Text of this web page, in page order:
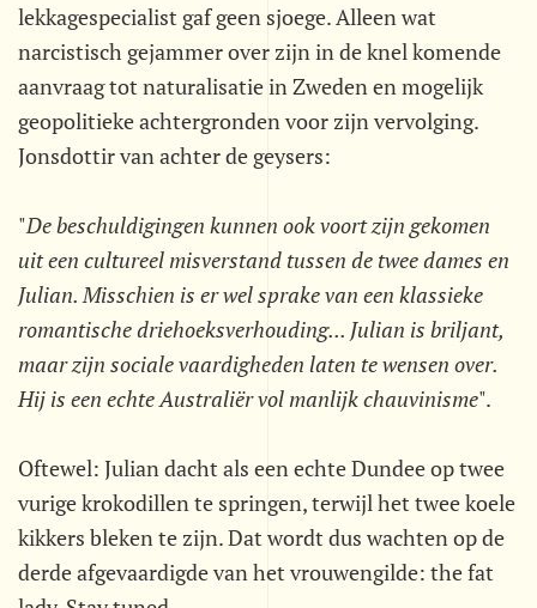
lekkagespecialist gaf geen sjoege. Alleen wat
narcistisch gejammer over zijn in de knel komende
aanvraag tot naturalisatie in Zweden en mogelijk
geopolitieke achtergronden voor zijn vervolging.
Jonsdottir van achter de geysers:
"De beschuldigingen kunnen ook voort zijn gekomen
uit een cultureel misverstand tussen de twee dames en
Julian. Misschien is er wel sprake van een klassieke
romantische driehoeksverhouding... Julian is briljant,
maar zijn sociale vaardigheden laten te wensen over.
Hij is een echte Australiër vol manlijk chauvinisme".
Oftewel: Julian dacht als een echte Dundee op twee
vurige krokodillen te springen, terwijl het twee koele
kikkers bleken te zijn. Dat wordt dus wachten op de
derde afgevaardigde van het vrouwengilde: the fat